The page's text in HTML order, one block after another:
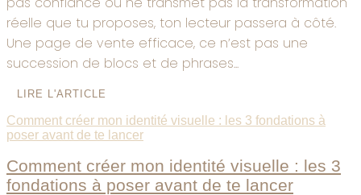
réelle que tu proposes, ton lecteur passera à côté.
Une page de vente efficace, ce n’est pas une
succession de blocs et de phrases...
LIRE L'ARTICLE
Comment créer mon identité visuelle : les 3 fondations à
poser avant de te lancer
Comment créer mon identité visuelle : les 3
fondations à poser avant de te lancer